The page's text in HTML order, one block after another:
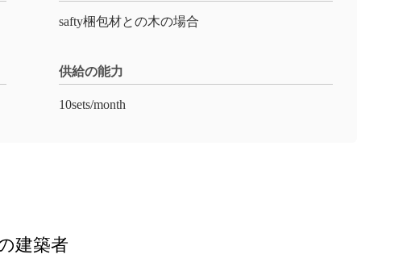
safty梱包材との木の場合
供給の能力
10sets/month
建築者